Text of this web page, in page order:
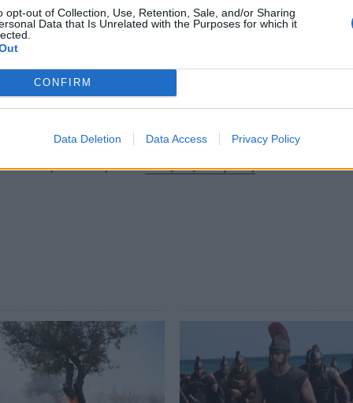
opt-out of Collection, Use, Retention, Sale, and/or Sharing
Data that Is Unrelated with the Purposes for which it
CONFIRM
Data Deletion Data Access Privacy Policy
τέλους ή τον μέγιστο χρόνο
πρόστιμο που ανέρχεται στα 20€ (το
εντός δέκα [10] ημερών).Σε όποιον
χωρίς ειδικό σήμα κατοίκου ή στις
στα 80€ (το οποίο, επίσης, μπορεί
ημερών).
και μάθετε πρώτοιόλες τις ειδήσεις